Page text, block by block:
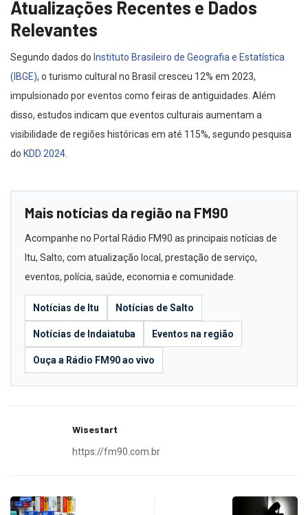
Atualizações Recentes e Dados
Relevantes
Segundo dados do Instituto Brasileiro de Geografia e Estatística
(IBGE), o turismo cultural no Brasil cresceu 12% em 2023,
impulsionado por eventos como feiras de antiguidades. Além
disso, estudos indicam que eventos culturais aumentam a
visibilidade de regiões históricas em até 115%, segundo pesquisa
do KDD 2024
Mais notícias da região na FM90
Acompanhe no Portal Rádio FM90 as principais notícias de
Itu, Salto, com atualização local, prestação de serviço,
eventos, polícia, saúde, economia e comunidade.
Notícias de Itu Notícias de Salto
Notícias de Indaiatuba Eventos na região
Ouça a Rádio FM90 ao vivo
Wisestart
https://fm90.com.br